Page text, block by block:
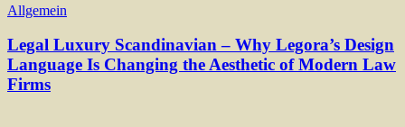
Allgemein
Legal Luxury Scandinavian – Why Legora’s Design
Language Is Changing the Aesthetic of Modern Law
Firms